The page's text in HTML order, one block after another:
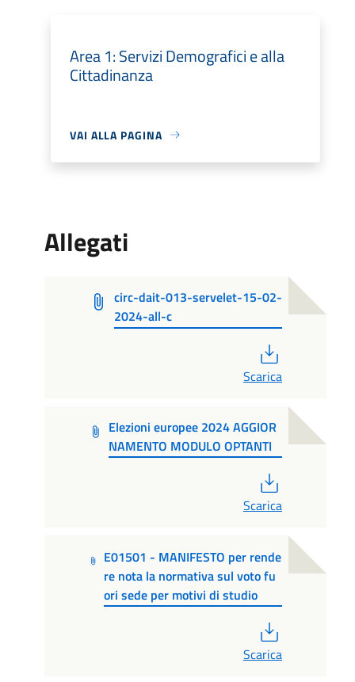
Area 1: Servizi Demografici e alla
Cittadinanza
VAI ALLA PAGINA
Allegati
circ-dait-013-servelet-15-02-
2024-all-c
Scarica
Elezioni europee 2024 AGGIOR
NAMENTO MODULO OPTANTI
Scarica
E01501 - MANIFESTO per rende
re nota la normativa sul voto fu
ori sede per motivi di studio
Scarica